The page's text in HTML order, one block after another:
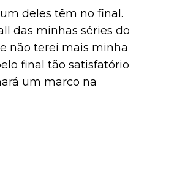
deles têm no final.
das minhas séries do
não terei mais minha
final tão satisfatório
um marco na